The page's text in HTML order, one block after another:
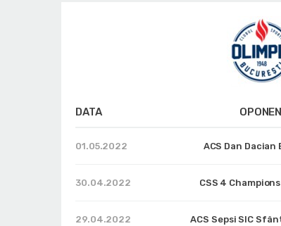
DATA
01.05.2022 ACS Dan
30.04.2022 CSS 4
29.04.2022 ACS Sepsi SIC